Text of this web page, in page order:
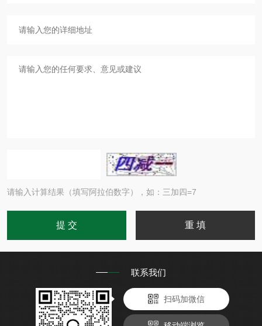
请输入计算结果（填写阿拉伯数字），如：三加四=7
联系我们
扫码加微信